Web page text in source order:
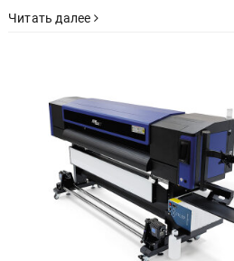
Читать далее